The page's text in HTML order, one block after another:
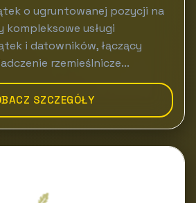
o ugruntowanej pozycji na
kompleksowe usługi
i datowników, łączący
rzemieślnicze...
SZCZEGÓŁY